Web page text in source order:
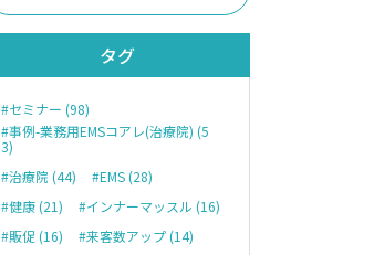
タグ
#セミナー (98)
#事例-業務用EMSコアレ(治療院) (5
3)
#治療院 (44)
#EMS (28)
#健康 (21)
#インナーマッスル (16)
#販促 (16)
#来客数アップ (14)